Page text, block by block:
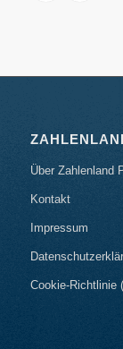
Über Zahlenland
Kontakt
Impressum
Cookie-Richtlinie